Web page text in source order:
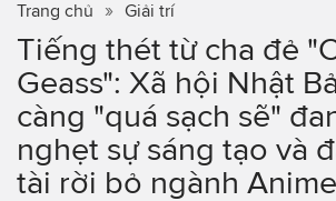
Trang chủ Giải trí
Tiếng thét từ cha đẻ
Geass": Xã hội Nhật
càng "quá sạch sẽ"
nghẹt sự sáng tạo và
tài rời bỏ ngành Anime